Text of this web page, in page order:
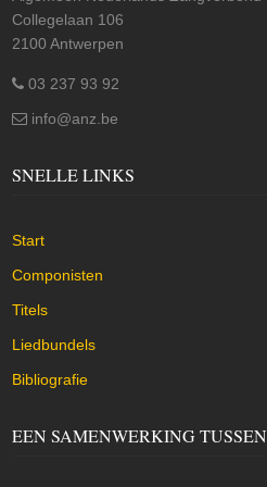
Collegelaan 106
2100 Antwerpen
03 237 93 92
info@anz.be
SNELLE LINKS
Start
Componisten
Titels
Liedbundels
Bibliografie
EEN SAMENWERKING TUSSEN